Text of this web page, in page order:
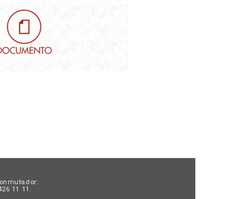
11 11.